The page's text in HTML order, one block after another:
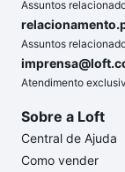
Assuntos
Assuntos
Atendimento
Sobre a Loft
Central de Ajuda
Como vender